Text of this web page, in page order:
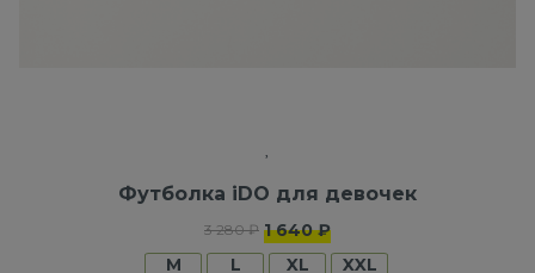
Футболка iDO для девочек
3 280 ₽ 1 640 ₽
M
L XL XXL